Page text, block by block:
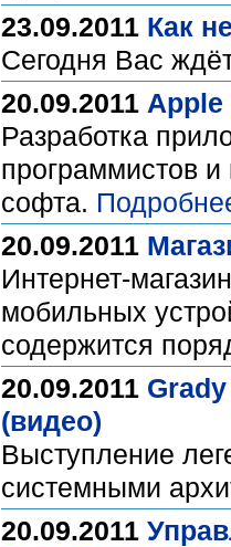
23.09.2011 Как
Сегодня Вас
20.09.2011
Разработка
программистов
софта.
20.09.2011
Интернет-
мобильных
содержится
20.09.2011
(видео)
Выступление
системными
20.09.2011